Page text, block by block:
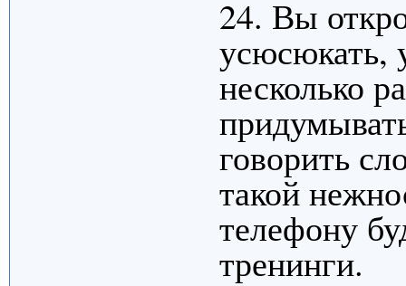
24. Вы
усюсюкать,
несколько
говорить
такой
телефону
тренинги.